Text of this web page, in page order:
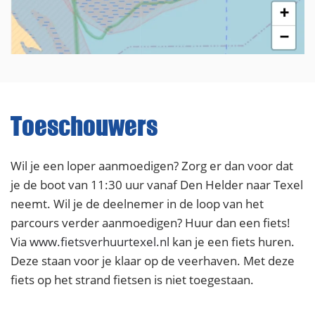
Toeschouwers
Wil je een loper aanmoedigen? Zorg er dan voor dat
je de boot van 11:30 uur vanaf Den Helder naar Texel
neemt. Wil je de deelnemer in de loop van het
parcours verder aanmoedigen? Huur dan een fiets!
Via www.fietsverhuurtexel.nl kan je een fiets huren.
Deze staan voor je klaar op de veerhaven. Met deze
fiets op het strand fietsen is niet toegestaan.